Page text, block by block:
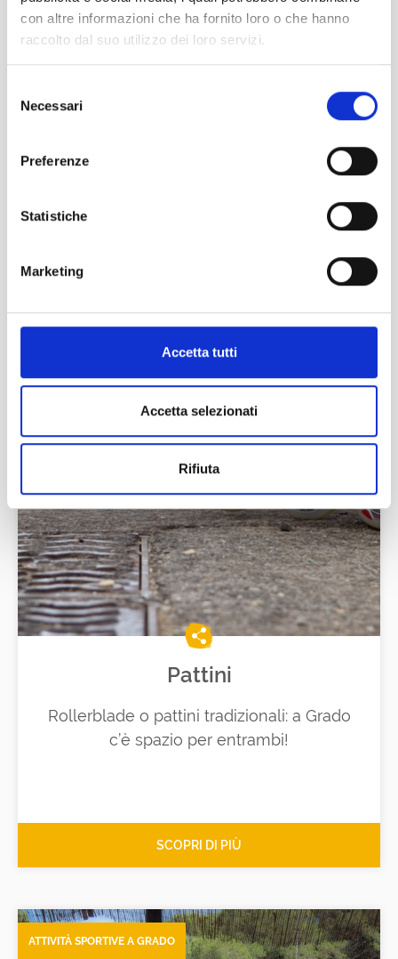
con altre informazioni che ha fornito loro o che hanno
raccolto dal suo utilizzo dei loro servizi.
delNecessari
Preferenze
Statistiche
Marketing
Accetta tutti
Accetta selezionati
Rifiuta
Kitesurf / wingsurf / e-foil
Vivi l’emozione di volare sull’acqua
sospinto dal vento in uno spazio adatto e
ATTIVITÀ SPORTIVE A GRADO
Pattini
Rollerblade o pattini tradizionali: a Grado
c’è spazio per entrambi!
SCOPRI DI PIÙ
ATTIVITÀ SPORTIVE A GRADO